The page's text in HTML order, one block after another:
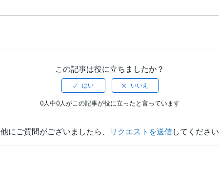
この記事は役に立ちましたか？
0人中0人がこの記事が役に立ったと言っています
他にご質問がございましたら、 リクエストを送信してください